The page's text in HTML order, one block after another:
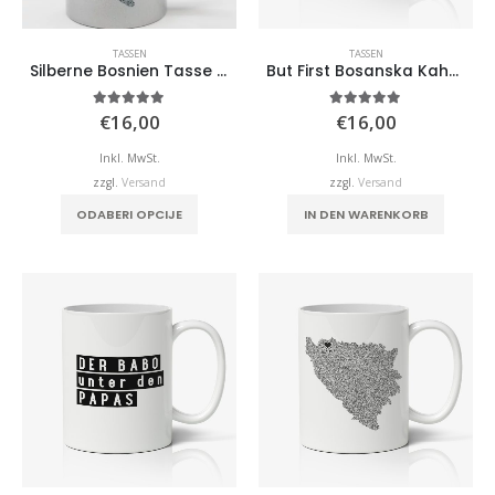
TASSEN
Silberne Bosnien Tasse mit Ihrer Wunschstadt.
5.00von 5
€16,00
Inkl. MwSt.
zzgl. Versand
ODABERI OPCIJE
TASSEN
But First Bosanska Kahva – Tasse
5.00von 5
€16,00
Inkl. MwSt.
zzgl. Versand
IN DEN WARENKORB